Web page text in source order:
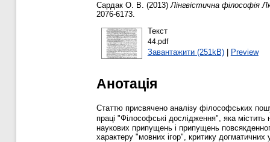
Сардак О. В. (2013)Лінгвістична філософія
2076-6173.
Текст
44.pdf
Завантажити (251kB)| Preview
Анотація
Статтю присвячено аналізу філософських
праці "Філософські дослідження", яка містить
наукових припущень і припущень
характеру "мовних ігор", критику